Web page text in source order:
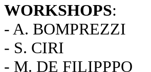
WORKSHOPS:
- A. BOMPREZZI
- S. CIRI
- M. DE FILIPPPO